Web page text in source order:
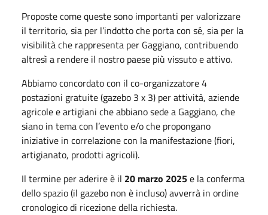
Proposte come queste sono importanti per valorizzare
il territorio, sia per l’indotto che porta con sé, sia per la
visibilità che rappresenta per Gaggiano, contribuendo
altresì a rendere il nostro paese più vissuto e attivo.
Abbiamo concordato con il co-organizzatore 4
postazioni gratuite (gazebo 3 x 3) per attività, aziende
agricole e artigiani che abbiano sede a Gaggiano, che
siano in tema con l’evento e/o che propongano
iniziative in correlazione con la manifestazione (fiori,
artigianato, prodotti agricoli).
Il termine per aderire è il 20 marzo 2025e la conferma
dello spazio (il gazebo non è incluso) avverrà in ordine
cronologico di ricezione della richiesta.